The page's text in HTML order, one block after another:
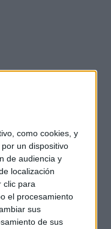
como cookies, y
un dispositivo
de audiencia y
localización
clic para
el procesamiento
sus
de sus